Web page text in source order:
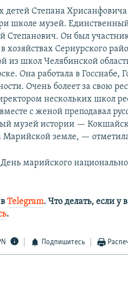
детей Степана
школе музей.
Степанович. Он был
хозяйствах Сернурского
из школ Челябинской
Она работала в Госснабе,
Очень болеет за свою
нескольких школ
с женой преподавал
музей истории —
Марийской земле, —
День марийского
вTelegram. Что делать, если у
.
Подпишитесь